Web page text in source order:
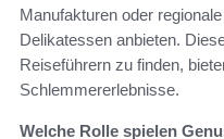
Manufakturen oder
Delikatessen anbieten.
Reiseführern zu finden,
Schlemmererlebnisse.
Welche Rolle spielen